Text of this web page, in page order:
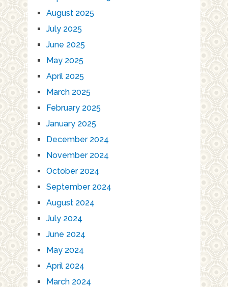
August 2025
July 2025
June 2025
May 2025
April 2025
March 2025
February 2025
January 2025
December 2024
November 2024
October 2024
September 2024
August 2024
July 2024
June 2024
May 2024
April 2024
March 2024